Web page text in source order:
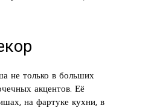
не только в больших
акцентов. Её
на фартуке кухни, в